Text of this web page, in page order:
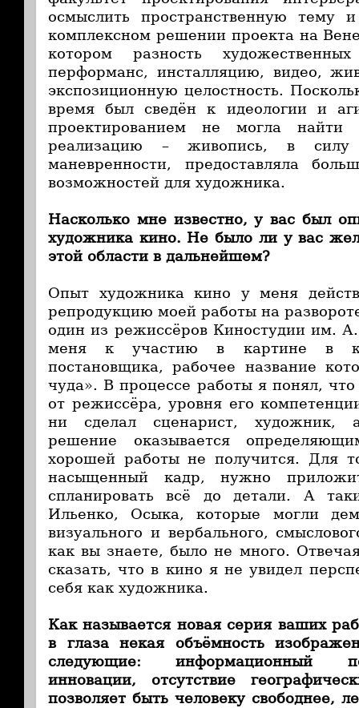
осмыслить пространственную тему
комплексном решении проекта на
котором разность
перформанс, инсталляцию, видео,
экспозиционную целостность.
время был сведён к идеологии и
проектированием не могла
реализацию – живопись, в силу
маневренности, предоставляла
возможностей для художника.
Насколько мне известно, у вас был
художника кино. Не было ли у вас
этой области в дальнейшем?
Опыт художника кино у меня
репродукцию моей работы на
один из режиссёров Киностудии им.
меня к участию в картине в
постановщика, рабочее название
чуда». В процессе работы я понял,
от режиссёра, уровня его
ни сделал сценарист, художник,
решение оказывается
хорошей работы не получится. Для
насыщенный кадр, нужно
спланировать всё до детали. А
Ильенко, Осыка, которые могли
визуального и вербального,
как вы знаете, было не много.
сказать, что в кино я не увидел
себя как художника.
Как называется новая серия ваших
в глаза некая объёмность
следующие: информационный
инновации, отсутствие
позволяет быть человеку свободнее,